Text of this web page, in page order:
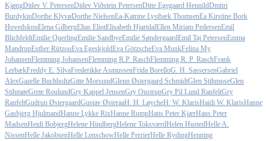
KjøngDitlev V. PetersenDitlev Viðstein PetersenDitte Egegaard HennildDmitri
BurdykinDorthe KlyvøDorthe NielsenEa-Katrine Lystbæk ThomsenEa Kirstine Bork
HovedskouElena GilbergElias EliotElisabeth HjartdalEllen Miriam PedersenEmil
BlichfeldtEmilie QuerlingEmilie SandbyeEmilie SøndergaardEmil Taj PetersenEmma
MandrupEsther RützouEva EgeskjoldEva GötzscheEva MunkFelina My
JohansenFlemming JohansenFlemming R.P. RaschFlemming R. P. RaschFrank
LerbækFreddy E. SilvaFrederikke AsmussenFrida BorelloG. H. SassersenGabriel
AlexGazelle BuchholtzGitte MorsundGlenn Østergaard SchmidtGlen StihmoseGlen
StihmøeGrete RoulundGry Kappel JensenGry OustrupGry Pil Lund RanfeltGry
RanfeltGudrun ØstergaardGustav ØsteraaH. H. LøycheH. W. KlarisHaidi W. KlarisHanne
Gasbjerg HjulmandHanne Lykke RixHanne RumpHans Peter KjærHans Peter
MadsenHeidi BobjergHelene HindbergHelene ToksværdHelen HustedHelle A.
NissenHelle JakobsenHelle LenschowHelle PerrierHelle RydingHenning